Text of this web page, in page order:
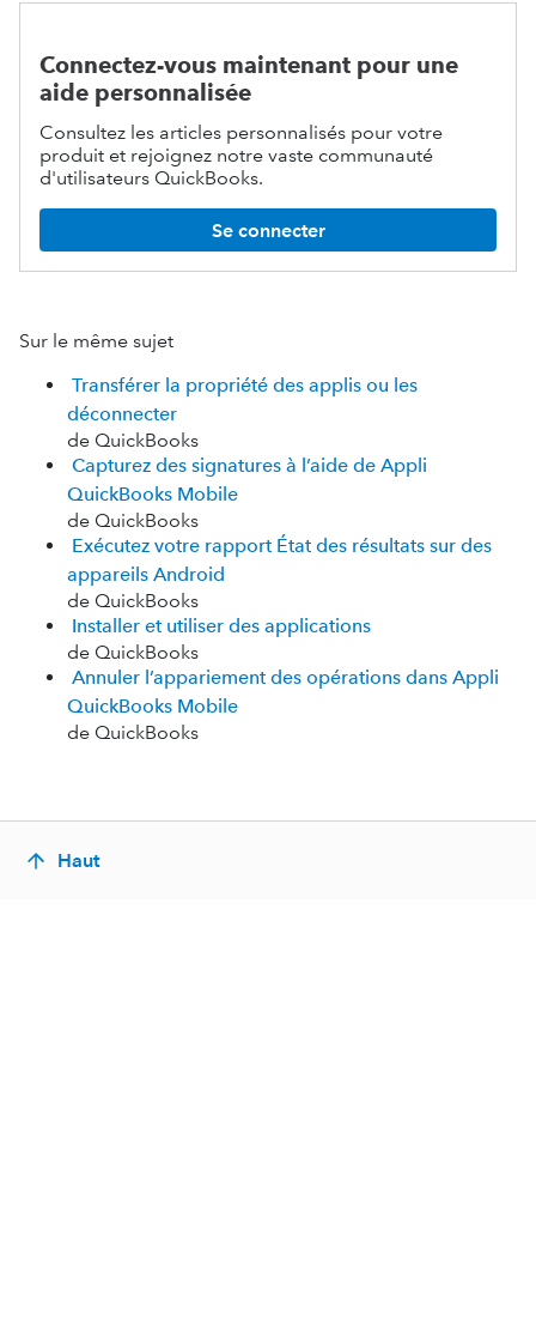
Connectez-vous maintenant pour une
aide personnalisée
Consultez les articles personnalisés pour votre
produit et rejoignez notre vaste communauté
d'utilisateurs QuickBooks.
Se connecter
Sur le même sujet
Transférer la propriété des applis ou les
déconnecter
de QuickBooks
Capturez des signatures à l’aide de Appli
QuickBooks Mobile
de QuickBooks
Exécutez votre rapport État des résultats sur des
appareils Android
de QuickBooks
Installer et utiliser des applications
de QuickBooks
Annuler l’appariement des opérations dans Appli
QuickBooks Mobile
de QuickBooks
Haut